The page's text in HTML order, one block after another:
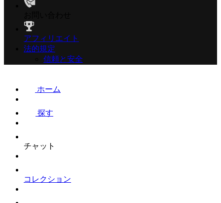
アフィリエイト
法的規定
信頼と安全
ホーム
探す
チャット
コレクション